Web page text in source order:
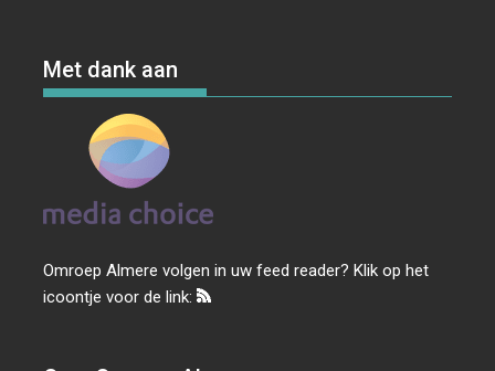
Met dank aan
Omroep Almere volgen in uw feed reader? Klik op het
icoontje voor de link: